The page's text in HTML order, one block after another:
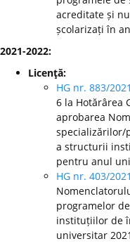
acreditate și
școlarizați în
2021-2022:
Licenţă:
HG nr. 883/2021
6 la Hotărârea
aprobarea
specializărilor/
a structurii
pentru anul
HG nr. 403/2021
programelor
instituțiilor de
universitar